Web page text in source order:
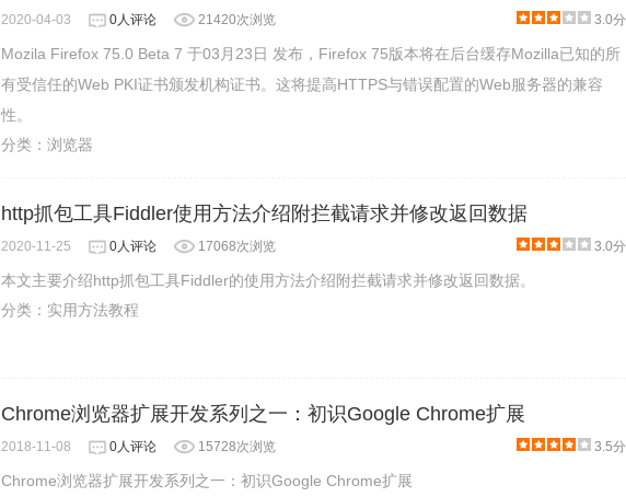
2020-04-03 0人评论 21420次浏览 3.0分
Mozila Firefox 75.0 Beta 7 于03月23日 发布，Firefox 75版本将在后台缓存Mozilla已知的所
有受信任的Web PKI证书颁发机构证书。这将提高HTTPS与错误配置的Web服务器的兼容
性。
分类： 浏览器
http抓包工具Fiddler使用方法介绍附拦截请求并修改返回数据
2020-11-25 0人评论 17068次浏览 3.0分
本文主要介绍http抓包工具Fiddler的使用方法介绍附拦截请求并修改返回数据。
分类： 实用方法教程
Chrome浏览器扩展开发系列之一：初识Google Chrome扩展
2018-11-08 0人评论 15728次浏览 3.5分
Chrome浏览器扩展开发系列之一：初识Google Chrome扩展